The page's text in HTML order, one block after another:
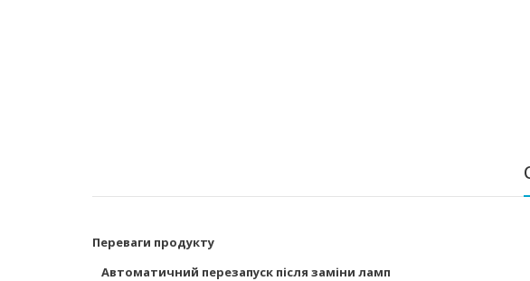
Переваги продукту
Автоматичний перезапуск після заміни ламп